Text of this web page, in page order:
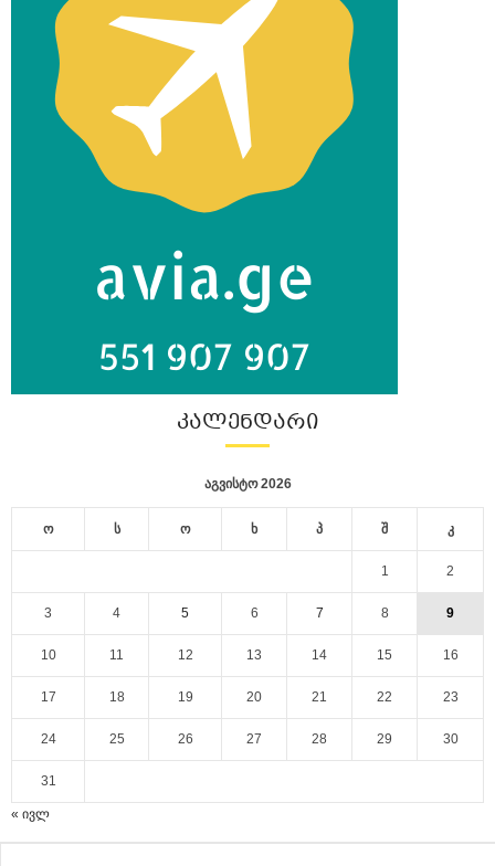
ᲙᲐᲚᲔᲜᲓᲐᲠᲘ
აგვისტო 2026
ო ს ო ხ პ შ კ
1 2
3 4 5 6 7 8 9
10 11 12 13 14 15 16
17 18 19 20 21 22 23
24 25 26 27 28 29 30
31
« ივლ